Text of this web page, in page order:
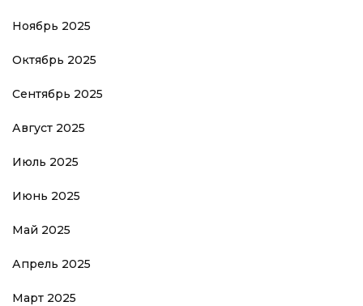
Ноябрь 2025
Октябрь 2025
Сентябрь 2025
Август 2025
Июль 2025
Июнь 2025
Май 2025
Апрель 2025
Март 2025